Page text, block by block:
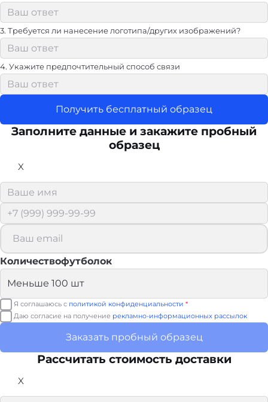
3. Требуется ли нанесение логотипа/других изображений?
4. Укажите предпочтительный способ связи
Получить бесплатный образец
Заполните данные и закажите пробный
образец
X
Количествофутболок
Я соглашаюсь с политикой конфиденциальности *
Даю согласие на получение рекламно-информационных рассылок
Заказать пробный образец
Рассчитать стоимость доставки
X